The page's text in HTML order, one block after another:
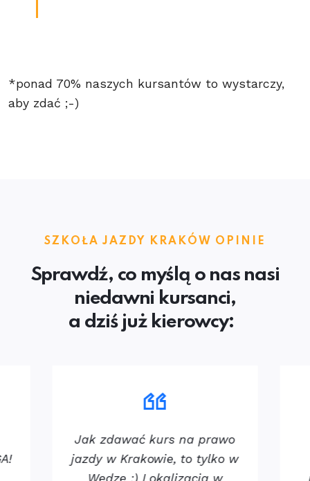
*ponad 70% naszych kursantów to wystarczy,
aby zdać ;-)
SZKOŁA JAZDY KRAKÓW OPINIE
Sprawdź, co myślą o nas nasi
niedawni kursanci,
a dziś już kierowcy:
Jak zdawać kurs na prawo
jazdy w Krakowie, to tylko w